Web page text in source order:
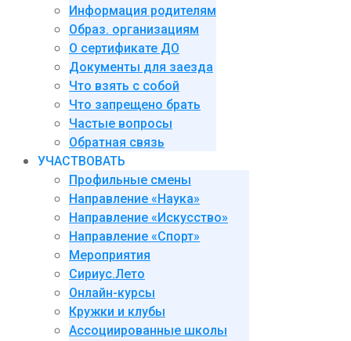
Информация родителям
Образ. организациям
О сертификате ДО
Документы для заезда
Что взять с собой
Что запрещено брать
Частые вопросы
Обратная связь
УЧАСТВОВАТЬ
Профильные смены
Направление «Наука»
Направление «Искусство»
Направление «Спорт»
Мероприятия
Сириус.Лето
Онлайн-курсы
Кружки и клубы
Ассоциированные школы